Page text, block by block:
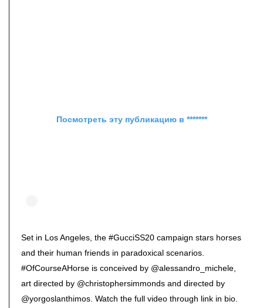
Посмотреть эту публикацию в *******
Set in Los Angeles, the #GucciSS20 campaign stars horses
and their human friends in paradoxical scenarios.
#OfCourseAHorse is conceived by @alessandro_michele,
art directed by @christophersimmonds and directed by
@yorgoslanthimos. Watch the full video through link in bio.